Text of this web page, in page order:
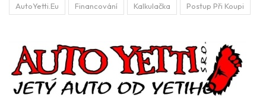
AutoYetti.eu Financování Kalkulačka Postup Při Koupi